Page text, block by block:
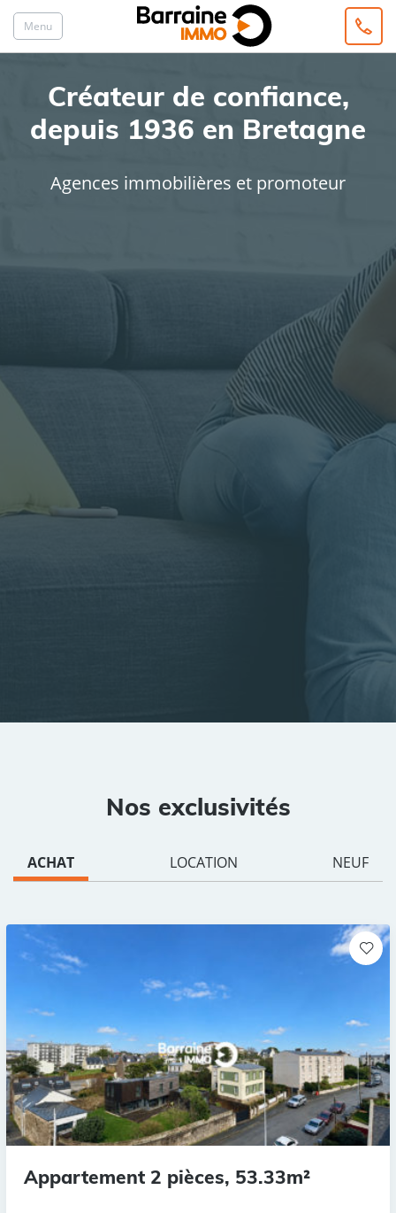
Menu
Créateur de confiance,
depuis 1936 en Bretagne
Agences immobilières et promoteur
Rayon
Nos exclusivités
ACHAT LOCATION NEUF
Appartement 2 pièces, 53.33m²